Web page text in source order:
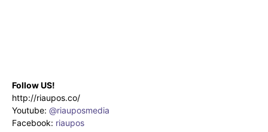
Follow US!
http://riaupos.co/
Youtube: @riauposmedia
Facebook: riaupos